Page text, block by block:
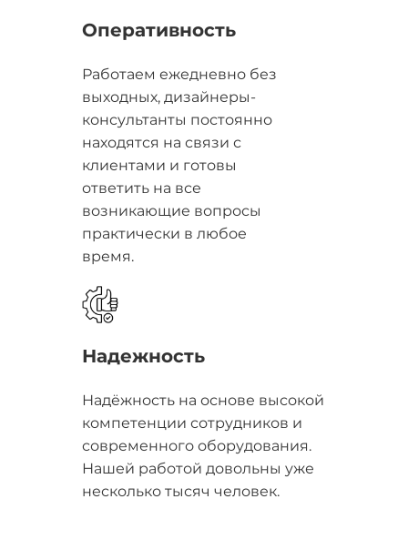
Оперативность
Работаем ежедневно без
выходных, дизайнеры-
консультанты постоянно
находятся на связи с
клиентами и готовы
ответить на все
возникающие вопросы
практически в любое
время.
Надежность
Надёжность на основе высокой
компетенции сотрудников и
современного оборудования.
Нашей работой довольны уже
несколько тысяч человек.